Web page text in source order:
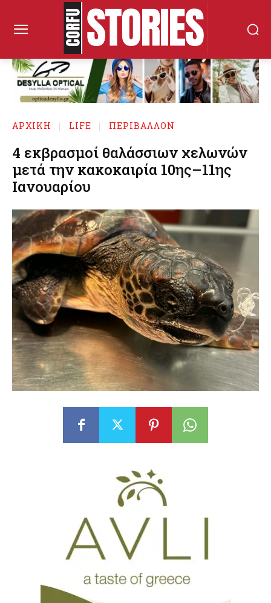
ΑΡΧΙΚΉ LIFE ΠΕΡΙΒΑΛΛΟΝ
4 εκβρασμοί θαλάσσιων χελωνών
μετά την κακοκαιρία 10ης–11ης
Ιανουαρίου